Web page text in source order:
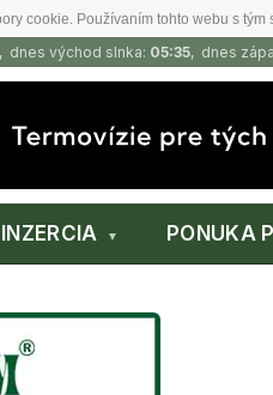
cookie. Používaním tohto webu s tým
dnes východ slnka: 05:35, dnes
INZERCIA PONUKA